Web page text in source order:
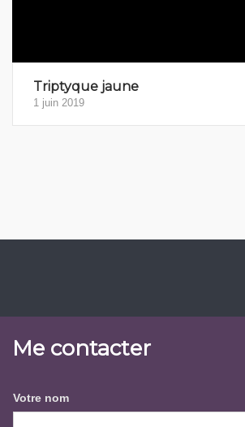
Triptyque jaune
1 juin 2019
Me contacter
Votre nom